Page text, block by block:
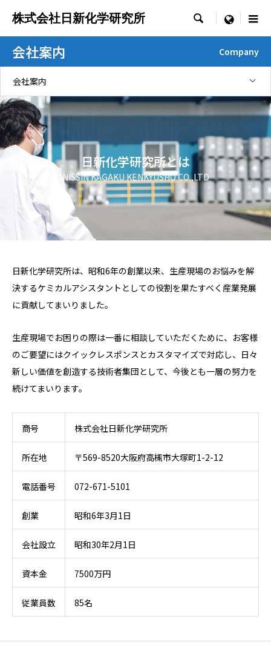
株式会社日新化学研究所  menu
会社案内 Company
会社案内
日新化学研究所とは
NISSIN KAGAKU KENKYUSHO CO.,LTD
日新化学研究所は、昭和6年の創業以来、生産現場のお悩みを解
決するケミカルアシスタントとしての役割を果たすべく産業発展
に貢献してまいりました。
生産現場でお困りの際は一番に相談していただくために、お客様
のご要望にはクイックレスポンスとカスタマイズで対応し、日々
新しい価値を創造する技術者集団として、今後とも一層の努力を
続けてまいります。
商号 株式会社日新化学研究所
所在地 〒569-8520大阪府高槻市大塚町1-2-12
電話番号 072-671-5101
創業 昭和6年3月1日
会社設立 昭和30年2月1日
資本金 7500万円
従業員数 85名